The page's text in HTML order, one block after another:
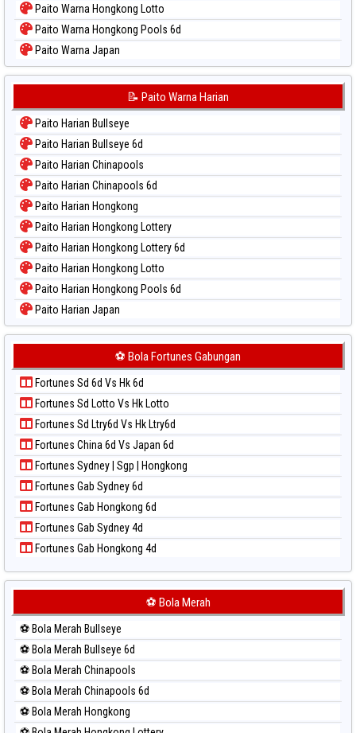
Paito Warna Hongkong Lotto
Paito Warna Hongkong Pools 6d
Paito Warna Japan
Paito Warna Japan 6d
Paito Warna Kuda Lari
Paito Warna Magnum Cambodia
Paito Warna Nagoya
Paito Warna New York Midday
Paito Warna North Carolina Day
Paito Warna Pcso
Paito Warna Pennsylvania Day
Paito Warna Sao Paulo
Paito Warna Singapore
Paito Warna Sydney
Paito Warna Sydney Lottery
Paito Warna Sydney Lotto
Paito Warna Sydney Pools 6d
Paito Warna Taipei
Paito Warna Taiwan
📝 Paito Warna Harian
Paito Harian Bullseye
Paito Harian Bullseye 6d
Paito Harian Chinapools
Paito Harian Chinapools 6d
Paito Harian Hongkong
Paito Harian Hongkong Lottery
Paito Harian Hongkong Lottery 6d
Paito Harian Hongkong Lotto
Paito Harian Hongkong Pools 6d
Paito Harian Japan
Paito Harian Japan 6d
Paito Harian Korea
Paito Harian Kuda Lari
Paito Harian Magnum Cambodia
Paito Harian Nagoya
Paito Harian New York Midday
Paito Harian North Carolina Day
Paito Harian Pcso
Paito Harian Pennsylvania Day
Paito Harian Sao Paulo
Paito Harian Singapore
Paito Harian Sydney
Paito Harian Sydney Lottery
Paito Harian Sydney Lottery 6d
Paito Harian Sydney Lotto
Paito Harian Sydney Pools 6d
Paito Harian Taipei
Paito Harian Taiwan
⚽ Bola Fortunes Gabungan
Fortunes Sd 6d Vs Hk 6d
Fortunes Sd Lotto Vs Hk Lotto
Fortunes Sd Ltry6d Vs Hk Ltry6d
Fortunes China 6d Vs Japan 6d
Fortunes Sydney | Sgp | Hongkong
Fortunes Gab Sydney 6d
Fortunes Gab Hongkong 6d
Fortunes Gab Sydney 4d
Fortunes Gab Hongkong 4d
⚽ Bola Merah
⚽ Bola Merah Bullseye
⚽ Bola Merah Bullseye 6d
⚽ Bola Merah Chinapools
⚽ Bola Merah Chinapools 6d
⚽ Bola Merah Hongkong